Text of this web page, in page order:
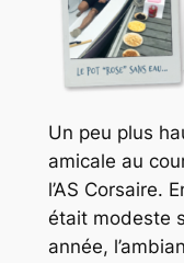
Un peu plus
amicale au
l’AS Corsaire.
était modeste
année,